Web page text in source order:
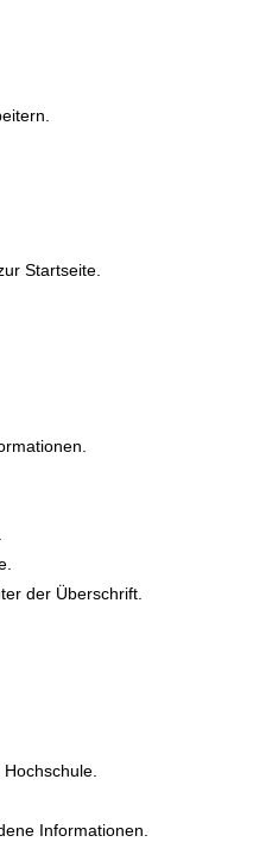
Startseite.
der Überschrift.
Informationen.